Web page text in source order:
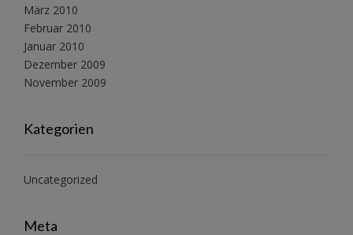
März 2010
Februar 2010
Januar 2010
Dezember 2009
November 2009
Kategorien
Uncategorized
Meta